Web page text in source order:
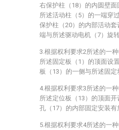
右保护柱（18）的内圆壁面
所述活动柱（5）的一端穿
保护柱（20）的内部活动
端与所述驱动电机（7）旋
3.根据权利要求2所述的一
所述固定板（1）的顶面设
板（13）的一侧与所述固定
4.根据权利要求3所述的一
所述定位板（13）的顶面
孔（17）的内部固定安装有
5.根据权利要求4所述的一